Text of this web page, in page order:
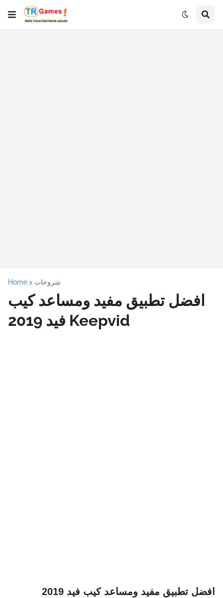
Home شروحات
افضل تطبيق مفيد ومساعد كيب
فيد 2019 Keepvid
افضل تطبيق مفيد ومساعد كيب فيد 2019